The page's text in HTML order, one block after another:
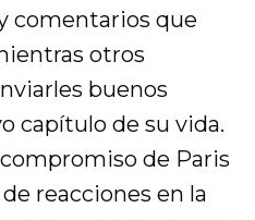
comentarios que
otros
buenos
capítulo de su vida.
de Paris
reacciones en la